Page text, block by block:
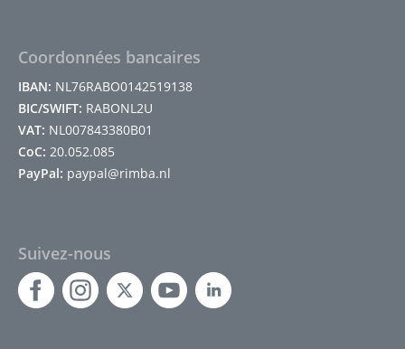
Coordonnées bancaires
IBAN: NL76RABO0142519138
BIC/SWIFT: RABONL2U
VAT: NL007843380B01
CoC: 20.052.085
PayPal: paypal@rimba.nl
Suivez-nous